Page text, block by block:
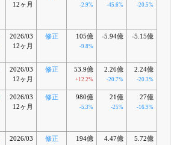
12ヶ月
-2.9% -45.6% -20.5%
2026/03
12ヶ月
修正 105億
-9.8%
-5.94億 -5.15億
2026/03
12ヶ月
修正 53.9億
+12.2%
2.26億
-20.7%
2.24億
-20.3%
2026/03
12ヶ月
修正 980億
-5.3%
21億
-25%
27億
-16.9%
2026/03
修正 194億 4.47億 5.72億